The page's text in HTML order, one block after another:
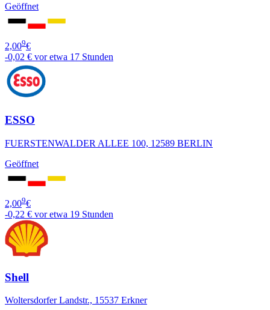
Geöffnet
2,009€
-0,02 € vor etwa 17 Stunden
ESSO
FUERSTENWALDER ALLEE 100, 12589 BERLIN
Geöffnet
2,009€
-0,22 € vor etwa 19 Stunden
Shell
Woltersdorfer Landstr., 15537 Erkner